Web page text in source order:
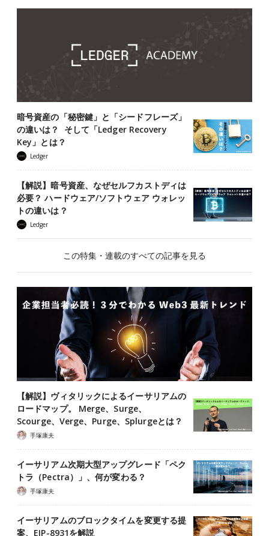
暗号資産の「秘密鍵」と「シードフレーズ」
の違いは？ そして「Ledger Recovery
Key」とは？
Ledger
【解説】暗号資産、なぜセルフカストディは
必要？ ハードウェア/ソフトウェア ウォレッ
トの違いは？
Ledger
この特集・連載のすべての記事を見る
【解説】ヴィタリックによるイーサリアムの
ロードマップ。 Merge、Surge、
Scourge、Verge、Purge、Splurgeとは？
手塚康夫
イーサリアム次期大型アップグレード「ペク
トラ（Pectra）」、何が変わる？
手塚康夫
イーサリアムのブロックタイムを変更する提
案、EIP-8931を解説